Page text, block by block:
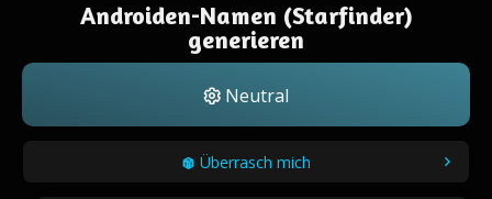
Androiden-Namen (Starfinder)
generieren
Neutral
Überrasch mich